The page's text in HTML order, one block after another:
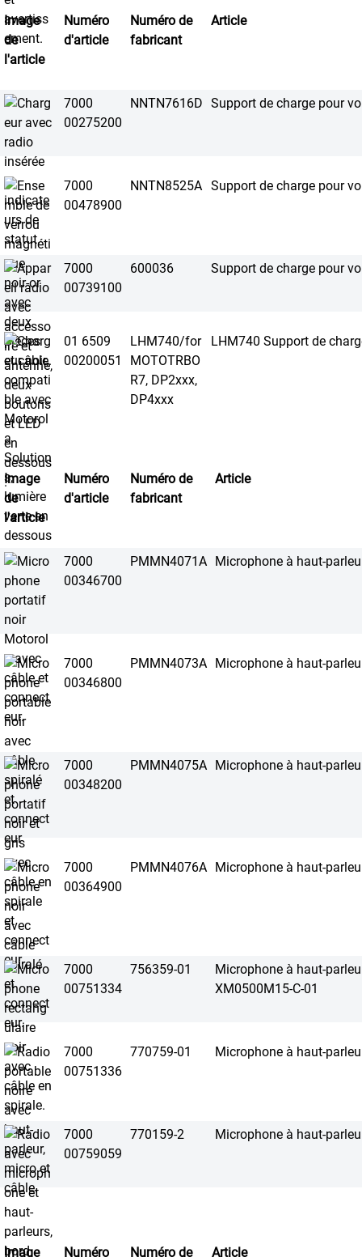
Image
de
l'article
Numéro
d'article
Numéro de
fabricant
Article
7000
00275200
NNTN7616D Support de charge pour
7000
00478900
NNTN8525A Support de charge pour
7000
00739100
600036 Support de charge pour
01 6509
00200051
LHM740/for
MOTOTRBO
R7, DP2xxx,
DP4xxx
LHM740 Support de
Image
de
l'article
Numéro
d'article
Numéro de
fabricant
Article
7000
00346700
PMMN4071A Microphone à haut-
7000
00346800
PMMN4073A Microphone à haut-
7000
00348200
PMMN4075A Microphone à haut-
7000
00364900
PMMN4076A Microphone à haut-
7000
00751334
756359-01
Microphone à haut-
XM0500M15-C-01
7000
00751336
770759-01 Microphone à haut-
7000
00759059
770159-2 Microphone à haut-
Image Numéro Numéro de Article